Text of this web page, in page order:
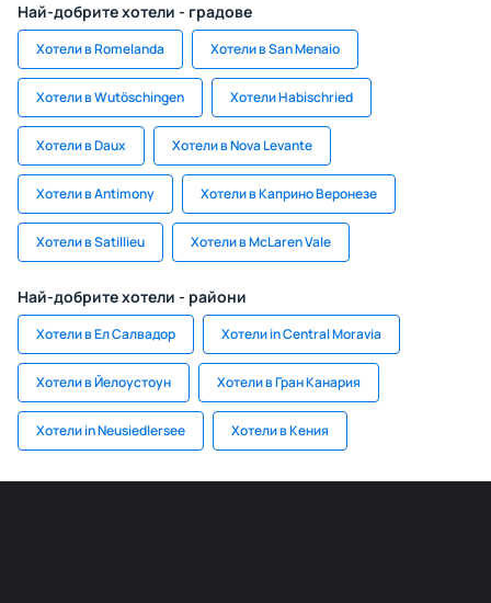
Най-добрите хотели - градове
Хотели в Romelanda Хотели в San Menaio
Хотели в Wutöschingen Хотели Habischried
Хотели в Daux Хотели в Nova Levante
Хотели в Antimony Хотели в Каприно Веронезе
Хотели в Satillieu Хотели в McLaren Vale
Най-добрите хотели - райони
Хотели в Ел Салвадор Хотели in Central Moravia
Хотели в Йелоустоун Хотели в Гран Канария
Хотели in Neusiedlersee Хотели в Кения